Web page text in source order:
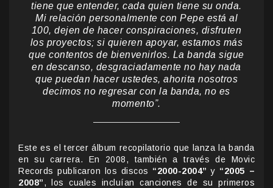
tiene que entender, cada quien tiene su onda.
Mi relación personalmente con Pepe está al
100, dejen de hacer conspiraciones, disfruten
los proyectos; si quieren apoyar, estamos más
que contentos de bienvenirlos. La banda sigue
en descanso, desgraciadamente no hay nada
que puedan hacer ustedes, ahorita nosotros
decimos no regresar con la banda, no es
momento”.
Este es el tercer álbum recopilatorio que lanza la banda
en su carrera. En 2008, también a través de Movic
Records publicaron los discos “2000-2004” y “2005 –
2008”, los cuales incluían canciones de su primeros